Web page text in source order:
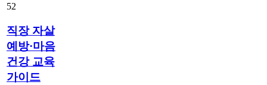
52
직장 자살
예방·마음
건강 교육
가이드